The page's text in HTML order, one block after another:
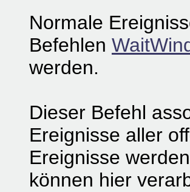
Normale
Befehlen
werden.
Dieser Befehl
Ereignisse aller
Ereignisse
können hier